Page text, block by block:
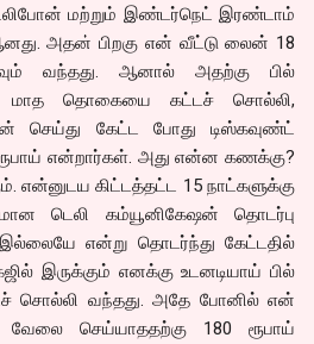
மற்றும் இண்டர்நெட் இரண்டாம்
அதன் பிறகு என் வீட்டு லைன் 18
வந்தது. ஆனால் அதற்கு பில்
மாத தொகையை கட்டச் சொல்லி,
செய்து கேட்ட போது டிஸ்கவுண்ட்
என்றார்கள். அது என்ன கணக்கு?
என்னுடய கிட்டத்தட்ட 15 நாட்களுக்கு
டெலி கம்யூனிகேஷன் தொடர்பு
என்று தொடர்ந்து கேட்டதில்
இருக்கும் எனக்கு உடனடியாய் பில்
சொல்லி வந்தது. அதே போனில் என்
செய்யாததற்கு 180 ரூபாய்